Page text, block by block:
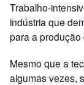
Trabalho-
indústria que
para a
Mesmo que a
algumas vezes,